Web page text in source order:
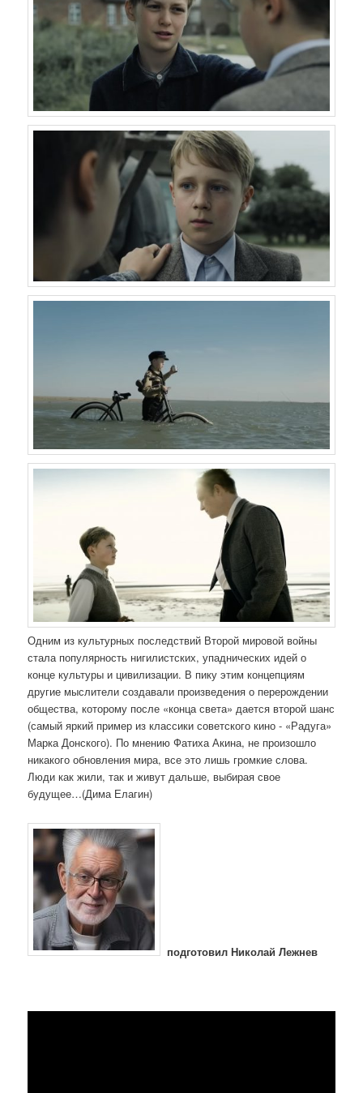
Одним из культурных последствий Второй мировой войны
стала популярность нигилистских, упаднических идей о
конце культуры и цивилизации. В пику этим концепциям
другие мыслители создавали произведения о перерождении
общества, которому после «конца света» дается второй шанс
(самый яркий пример из классики советского кино - «Радуга»
Марка Донского). По мнению Фатиха Акина, не произошло
никакого обновления мира, все это лишь громкие слова.
Люди как жили, так и живут дальше, выбирая свое
будущее…(Дима Елагин)
подготовил Николай Лежнев